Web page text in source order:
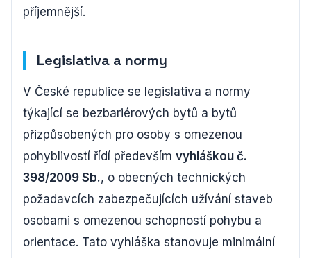
příjemnější.
Legislativa a normy
V České republice se legislativa a normy
týkající se bezbariérových bytů a bytů
přizpůsobených pro osoby s omezenou
pohyblivostí řídí především vyhláškou č.
398/2009 Sb., o obecných technických
požadavcích zabezpečujících užívání staveb
osobami s omezenou schopností pohybu a
orientace. Tato vyhláška stanovuje minimální